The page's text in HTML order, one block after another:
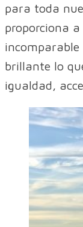
para toda
proporciona
brillante lo
igualdad,